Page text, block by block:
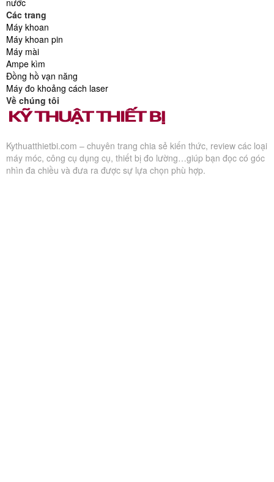
nước
Các trang
Máy khoan
Máy khoan pin
Máy mài
Ampe kìm
Đồng hồ vạn năng
Máy đo khoảng cách laser
Về chúng tôi
Kythuatthietbi.com – chuyên trang chia sẻ kiến thức, review các loại
máy móc, công cụ dụng cụ, thiết bị đo lường…giúp bạn đọc có góc
nhìn đa chiều và đưa ra được sự lựa chọn phù hợp.